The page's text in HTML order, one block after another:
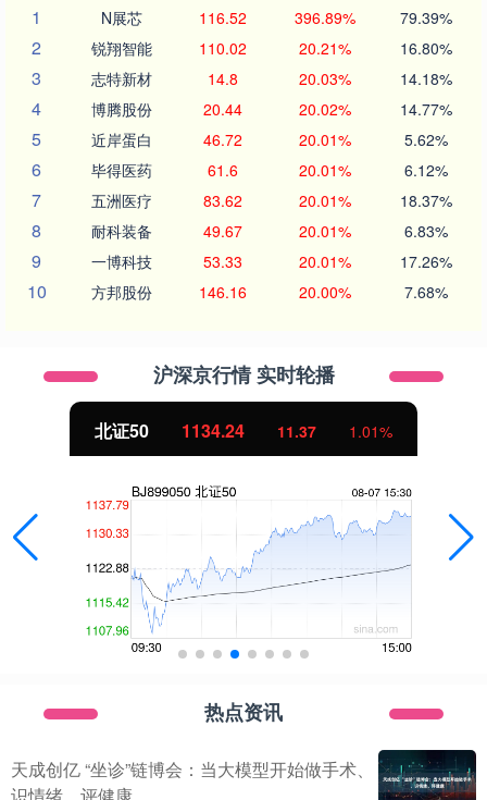
1
N展芯 116.52 396.89% 79.39%
2 锐翔智能 110.02 20.21% 16.80%
3 志特新材 14.8 20.03% 14.18%
4 博腾股份 20.44 20.02% 14.77%
5 近岸蛋白 46.72 20.01% 5.62%
6 毕得医药 61.6 20.01% 6.12%
7 五洲医疗 83.62 20.01% 18.37%
8 耐科装备 49.67 20.01% 6.83%
9 一博科技 53.33 20.01% 17.26%
10 方邦股份 146.16 20.00% 7.68%
沪深京行情 实时轮播
北证50 1134.24 11.37 1.01%
热点资讯
天成创亿 “坐诊”链博会：当大模型开始做手术、
识情绪、评健康